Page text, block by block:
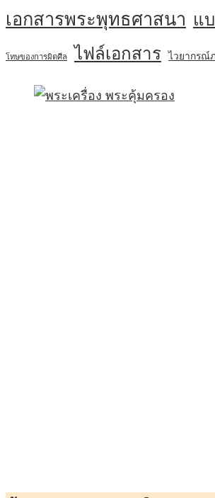
เอกสารพระพุทธศาสนา แ
โทษของการผิดศีล ไฟล์เอกสาร ไวยากรณ์